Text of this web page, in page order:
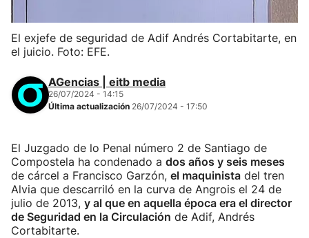
El exjefe de seguridad de Adif Andrés Cortabitarte, en
el juicio. Foto: EFE.
AGencias | eitb media
26/07/2024 - 14:15
Última actualización 26/07/2024 - 17:50
El Juzgado de lo Penal número 2 de Santiago de
Compostela ha condenado a dos años y seis meses
de cárcel a Francisco Garzón, el maquinista del tren
Alvia que descarriló en la curva de Angrois el 24 de
julio de 2013, y al que en aquella época era el director
de Seguridad en la Circulación de Adif, Andrés
Cortabitarte.